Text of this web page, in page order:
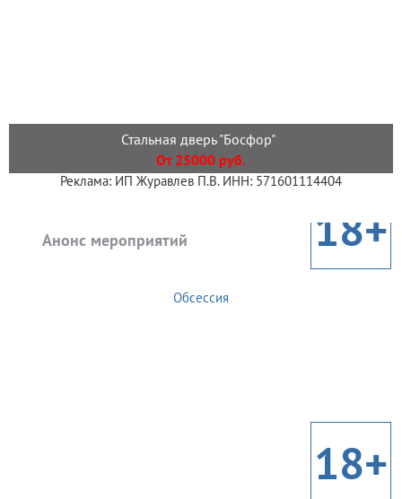
Стальная дверь "Босфор"
От 25000 руб.
Реклама: ИП Журавлев П.В. ИНН: 571601114404
Анонс мероприятий 18+
Обсессия
18+